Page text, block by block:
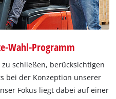
Wahl-Programm
zu schließen, berücksichtigen
bei der Konzeption unserer
Fokus liegt dabei auf einer